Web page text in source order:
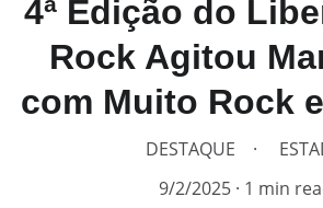
4ª Edição do
Rock Agitou
com Muito Rock
DESTAQUE
9/2/2025
1 min